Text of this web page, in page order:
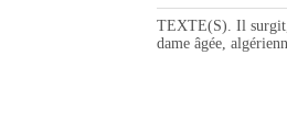
TEXTE(S). Il surgit,
dame âgée,